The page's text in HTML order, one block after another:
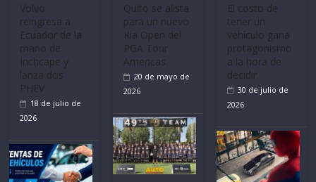
Volvo
reingresa a
Ecuador de la
mano de
Inchcape y
lanza dos
PHEV
18 de julio de
2026
Quito se alista
para un nuevo
Kia Open del
PGA Tour
Americas
20 de mayo de
2026
El costo de
tener un
vehículo gana
protagonismo
a la hora de
decidir
30 de julio de
2026